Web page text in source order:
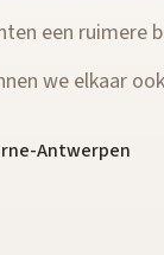
een ruimere
we elkaar
Antwerpen